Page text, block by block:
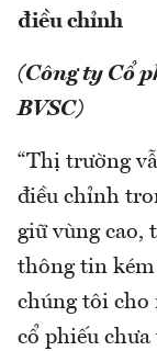
điều chỉnh
(Công ty Cổ
BVSC)
“Thị trường
điều chỉnh
giữ vùng cao,
thông tin kém
chúng tôi cho
cổ phiếu